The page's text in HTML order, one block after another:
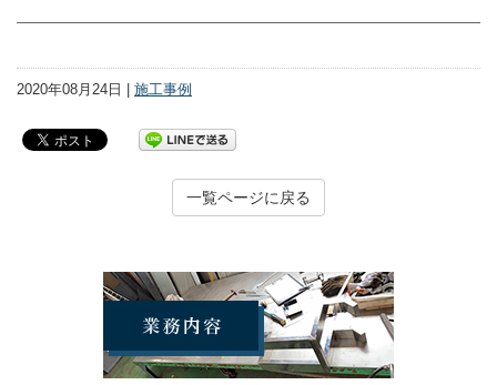
2020年08月24日 | 施工事例
一覧ページに戻る